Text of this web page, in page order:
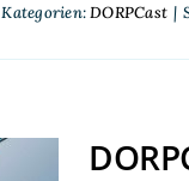
Kategorien:DORPCast |